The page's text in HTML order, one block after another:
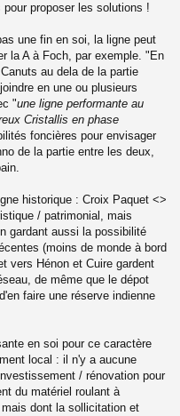
proposer les solutions !
une fin en soi, la ligne peut
la A à Foch, par exemple. "En
au dela de la partie
en une ou plusieurs
"une ligne performante au
Cristallis en phase
foncières pour envisager
de la partie entre les deux,
historique : Croix Paquet <>
/ patrimonial, mais
gardant aussi la possibilité
(moins de monde à bord
vers Hénon et Cuire gardent
de même que le dépot
faire une réserve indienne
en soi pour ce caractère
local : il n'y a aucune
/ rénovation pour
du matériel roulant à
dont la sollicitation et